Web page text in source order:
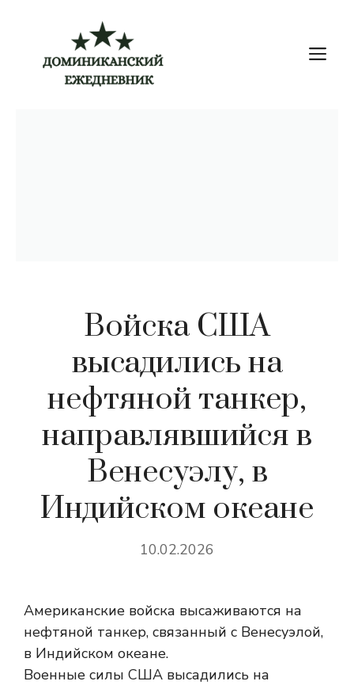
содержимому
Войска США
высадились на
нефтяной танкер,
направлявшийся в
Венесуэлу, в
Индийском океане
10.02.2026
Американские войска высаживаются на
нефтяной танкер, связанный с Венесуэлой,
в Индийском океане.
Военные силы США высадились на